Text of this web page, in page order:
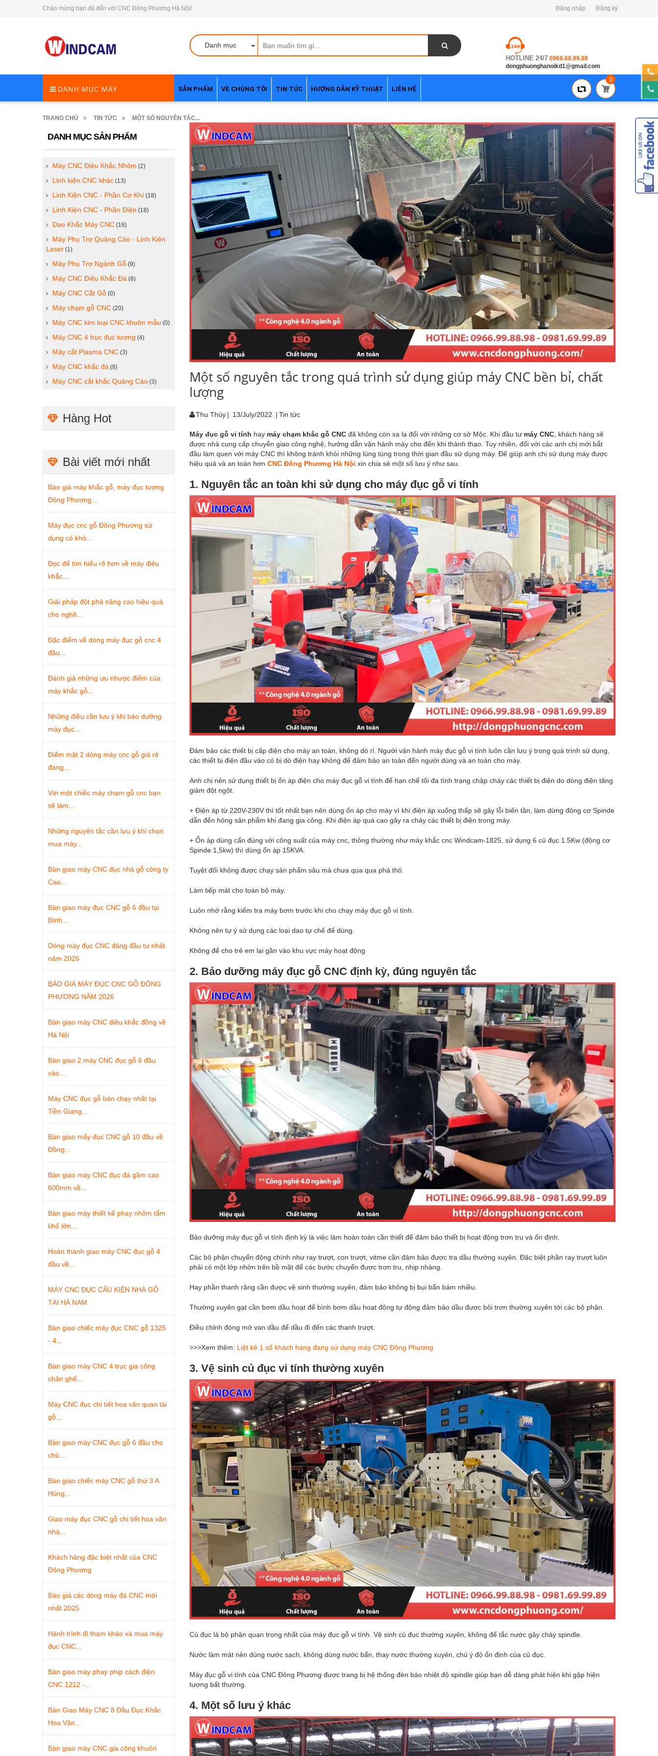
Chào mừng bạn đã đến với CNC Đông Phương Hà Nội! Đăng nhập Đăng ký
Danh mục
HOTLINE 24/7 0968.68.99.88
dongphuonghanoikd1@gmail.com
DANH MỤC MÁY SẢN PHẨM VỀ CHÚNG TÔI TIN TỨC HƯỚNG DẪN KỸ THUẬT LIÊN HỆ
0
TRANG CHỦ TIN TỨC MỘT SỐ NGUYÊN TẮC...
DANH MỤC SẢN PHẨM
Máy CNC Điêu Khắc Nhôm (2)
Linh kiện CNC khác (13)
Linh Kiện CNC - Phần Cơ Khí (18)
Linh Kiện CNC - Phần Điện (18)
Dao Khắc Máy CNC (16)
Máy Phụ Trợ Quảng Cáo - Linh Kiện
Laser (1)
Máy Phụ Trợ Ngành Gỗ (9)
Máy CNC Điêu Khắc Đá (8)
Máy CNC Cắt Gỗ (0)
Máy chạm gỗ CNC (20)
Máy CNC kim loại CNC khuôn mẫu (0)
Máy CNC 4 trục đục tượng (4)
Máy cắt Plasma CNC (3)
Máy CNC khắc đá (8)
Máy CNC cắt khắc Quảng Cáo (3)
Hàng Hot
Bài viết mới nhất
Báo giá máy khắc gỗ, máy đục tượng
Đông Phương...
Máy đục cnc gỗ Đông Phương sử
dụng có khó...
Đọc để tìm hiểu rõ hơn về máy điêu
khắc...
Giải pháp đột phá nâng cao hiệu quả
cho nghề...
Đặc điểm về dòng máy đục gỗ cnc 4
đầu...
Đánh giá những ưu nhược điểm của
máy khắc gỗ...
Những điều cần lưu ý khi bảo dưỡng
máy đục...
Điểm mặt 2 dòng máy cnc gỗ giá rẻ
đang...
Với một chiếc máy chạm gỗ cnc bạn
sẽ làm...
Những nguyên tắc cần lưu ý khi chọn
mua máy...
Bàn giao máy CNC đục nhà gỗ công ty
Cao...
Bàn giao máy đục CNC gỗ 6 đầu tại
Bình...
Dòng máy đục CNC đáng đầu tư nhất
năm 2026
BÁO GIÁ MÁY ĐỤC CNC GỖ ĐÔNG
PHƯƠNG NĂM 2026
Bàn giao máy CNC điêu khắc đồng về
Hà Nội
Bàn giao 2 máy CNC đục gỗ 6 đầu
vào...
Máy CNC đục gỗ bán chạy nhất tại
Tiền Giang...
Bàn giao mấy đục CNC gỗ 10 đầu về
Đồng...
Bàn giao máy CNC đục đá gầm cao
600mm về...
Bàn giao máy thiết kế phay nhôm tấm
khổ lớn...
Hoàn thành giao máy CNC đục gỗ 4
đầu về...
MÁY CNC ĐỤC CẤU KIỆN NHÀ GỖ
TẠI HÀ NAM
Bàn giao chiếc máy đục CNC gỗ 1325
- 4...
Bàn giao máy CNC 4 trục gia công
chân ghế...
Máy CNC đục chi tiết hoa văn quan tài
gỗ...
Bàn giao máy CNC đục gỗ 6 đầu cho
chú...
Bàn giao chiếc máy CNC gỗ thứ 3 A
Hùng...
Giao máy đục CNC gỗ chi tiết hoa văn
nhà...
Khách hàng đặc biệt nhất của CNC
Đông Phương
Báo giá các dòng máy đá CNC mới
nhất 2025
Hành trình đi tham khảo và mua máy
đục CNC...
Bàn giao máy phay phip cách điện
CNC 1212 -...
Bàn Giao Máy CNC 8 Đầu Đục Khắc
Hoa Văn...
Bàn giao máy CNC gia công khuôn
Một số nguyên tắc trong quá trình sử dụng giúp máy CNC bền bỉ, chất
lượng
Thu Thủy | 13/July/2022 | Tin tức
Máy đục gỗ vi tính hay máy chạm khắc gỗ CNC đã không còn xa lạ đối với những cơ sở Mộc. Khi đầu tư máy CNC, khách hàng sẽ
được nhà cung cấp chuyển giao công nghệ, hướng dẫn vận hành máy cho đến khi thành thạo. Tuy nhiên, đối với các anh chị mới bắt
đầu làm quen với máy CNC thì không tránh khỏi những lúng túng trong thời gian đầu sử dụng máy. Để giúp anh chị sử dụng máy được
hiệu quả và an toàn hơn CNC Đông Phương Hà Nội xin chia sẻ một số lưu ý như sau.
1. Nguyên tắc an toàn khi sử dụng cho máy đục gỗ vi tính
Đảm bảo các thiết bị cấp điện cho máy an toàn, không dò rỉ. Người vận hành máy đục gỗ vi tính luôn cần lưu ý trong quá trình sử dụng,
các thiết bị điện đầu vào có bị dò điện hay không để đảm bảo an toàn đến người dùng và an toàn cho máy.
Anh chị nên sử dụng thiết bị ổn áp điện cho máy đục gỗ vi tính để hạn chế tối đa tình trạng chập cháy các thiết bị điện do dòng điện tăng
giảm đột ngột.
+ Điện áp từ 220V-230V thì tốt nhất bạn nên dùng ổn áp cho máy vì khi điện áp xuống thấp sẽ gây lỗi biến tần, làm dừng đông cơ Spinde
dẫn đến hỏng sản phẩm khi đang gia công. Khi điện áp quá cao gây ra cháy các thiết bị điện trong máy.
+ Ổn áp dùng cẩn đúng với công suất của máy cnc, thông thường như máy khắc cnc Windcam-1825, sử dụng 6 củ đục 1.5Kw (động cơ
Spinde 1,5kw) thì dùng ổn áp 15KVA.
Tuyệt đối không được chạy sản phẩm sâu mà chưa qua qua phá thô.
Làm tiếp mát cho toàn bộ máy.
Luôn nhớ rằng kiểm tra máy bơm trước khi cho chạy máy đục gỗ vi tính.
Không nên tự ý sử dụng các loại dao tự chế để dùng.
Không để cho trẻ em lại gần vào khu vực máy hoạt động
2. Bảo dưỡng máy đục gỗ CNC định kỳ, đúng nguyên tắc
Bảo dưỡng máy đục gỗ vi tính định kỳ là việc làm hoàn toàn cần thiết để đảm bảo thiết bị hoạt động trơn tru và ổn định.
Các bộ phận chuyển động chính như ray trượt, con trượt, vitme cần đảm bảo được tra dầu thường xuyên. Đặc biệt phần ray trượt luôn
phải có một lớp nhờn trên bề mặt để các bước chuyển được trơn tru, nhịp nhàng.
Hay phần thanh răng cần được vệ sinh thường xuyên, đảm bảo không bị bụi bẩn bám nhiều.
Thường xuyên gạt cần bơm dầu hoạt để bình bơm dầu hoạt động tự động đảm bảo dầu được bôi trơn thường xuyên tới các bộ phận.
Điều chỉnh đóng mở van dầu để dầu đi đến các thanh trượt.
>>>Xem thêm: Liệt kê 1 số khách hàng đang sử dụng máy CNC Đông Phương
3. Vệ sinh củ đục vi tính thường xuyên
Củ đục là bộ phận quan trọng nhất của máy đục gỗ vi tính. Vệ sinh củ đục thường xuyên, không để tắc nước gây cháy spindle.
Nước làm mát nên dùng nước sạch, không dùng nước bẩn, thay nước thường xuyên, chú ý độ ổn định của củ đục.
Máy đục gỗ vi tính của CNC Đông Phương được trang bị hệ thống đèn báo nhiệt độ spindle giúp bạn dễ dàng phát hiện khi gặp hiện
tượng bất thường.
4. Một số lưu ý khác